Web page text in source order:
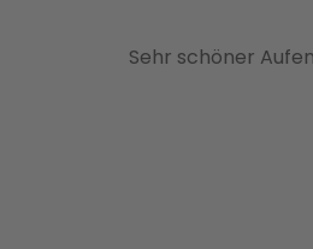
Sehr schöner